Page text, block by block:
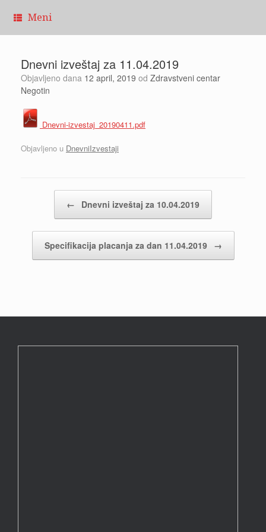
Meni
Dnevni izveštaj za 11.04.2019
Objavljeno dana 12 april, 2019 od Zdravstveni centar
Negotin
Dnevni-izvestaj_20190411.pdf
Objavljeno u DnevniIzvestaji
← Dnevni izveštaj za 10.04.2019
Specifikacija placanja za dan 11.04.2019 →